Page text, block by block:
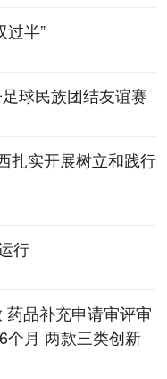
过半”
球民族团结友谊赛
实开展树立和践行
行
品补充申请审评审
个月 两款三类创新